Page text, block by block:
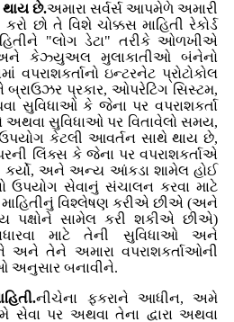
છે.અમારા સર્વર્સ આપમેળે અમારી
છો તે વિશે ચોક્કસ માહિતી રેકોર્ડ
"લોગ ડેટા" તરીકે ઓળખીએ
કેઝ્યુઅલ મુલાકાતીઓ બંનેનો
વપરાશકર્તાનો ઇન્ટરનેટ પ્રોટોકોલ
પ્રકાર, ઓપરેટિંગ સિસ્ટમ,
સુવિધાઓ કે જેના પર વપરાશકર્તા
સુવિધાઓ પર વિતાવેલો સમય,
ઉપયોગ કેટલી આવર્તન સાથે થાય છે,
લિંક્સ કે જેના પર વપરાશકર્તાએ
કર્યો, અને અન્ય આંકડા શામેલ હોઈ
સેવાનું સંચાલન કરવા માટે
વિશ્લેષણ કરીએ છીએ (અને
પક્ષોને સામેલ કરી શકીએ છીએ)
માટે તેની સુવિધાઓ અને
અને તેને અમારા વપરાશકર્તાઓની
અનુસાર બનાવીને.
નીચેના ફકરાને આધીન, અમે
પર અથવા તેના દ્વારા અથવા